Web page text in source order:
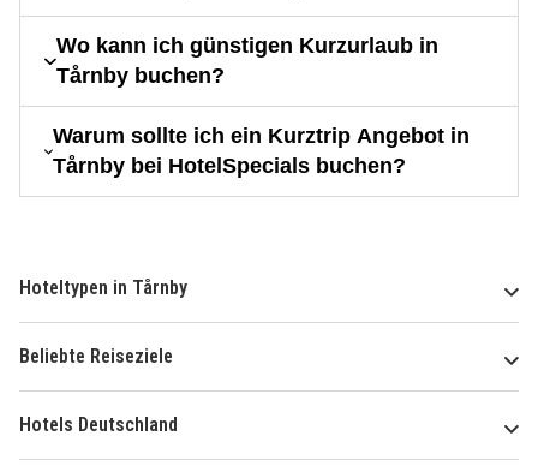
Wo kann ich günstigen Kurzurlaub in
Tårnby buchen?
Warum sollte ich ein Kurztrip Angebot in
Tårnby bei HotelSpecials buchen?
Hoteltypen in Tårnby
Beliebte Reiseziele
Hotels Deutschland